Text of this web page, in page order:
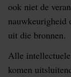
ook niet de
nauwkeurigheid
uit die bronnen.
Alle
komen